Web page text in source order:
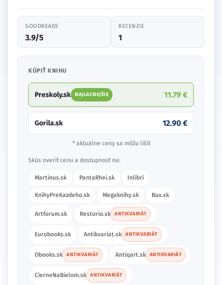
GOODREADS
3.9/5
RECENZIE
1
KÚPIŤ KNIHU
Preskoly.sk NAJLACNEJŠIE 11.79 €
Gorila.sk 12.90 €
* aktuálne ceny sa môžu líšiť
Skús overiť cenu a dostupnosť na:
Martinus.sk PantaRhei.sk Inlibri
KnihyPreKazdeho.sk Megaknihy.sk Bux.sk
Artforum.sk Restorio.sk ANTIKVARIÁT
Eurobooks.sk Antikvariat.sk ANTIKVARIÁT
Obooks.sk ANTIKVARIÁT Antiqart.sk ANTIKVARIÁT
CierneNaBielom.sk ANTIKVARIÁT